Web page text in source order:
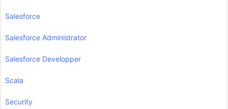
Salesforce
Salesforce Administrator
Salesforce Developper
Scala
Security